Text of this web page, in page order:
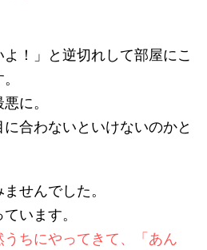
！」と逆切れして部屋にこ
に。
合わないといけないのかと
せんでした。
います。
ちにやってきて、「あん